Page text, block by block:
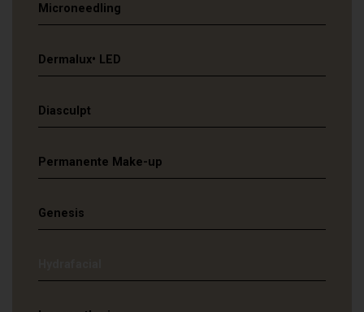
Microneedling
Dermalux• LED
Diasculpt
Permanente Make-up
Genesis